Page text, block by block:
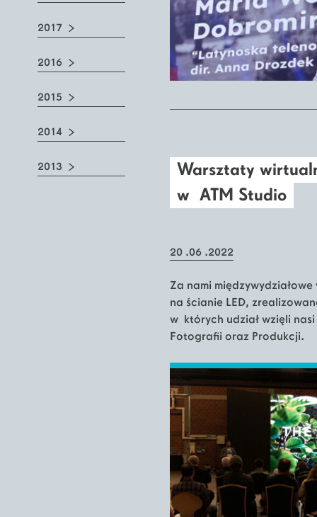
2017
2016
2015
2014
2013
Warsztaty
w ATM Studio
20 .06 .2022
Za nami
na ścianie LED,
w których udział wzięli
Fotografii oraz Produkcji.